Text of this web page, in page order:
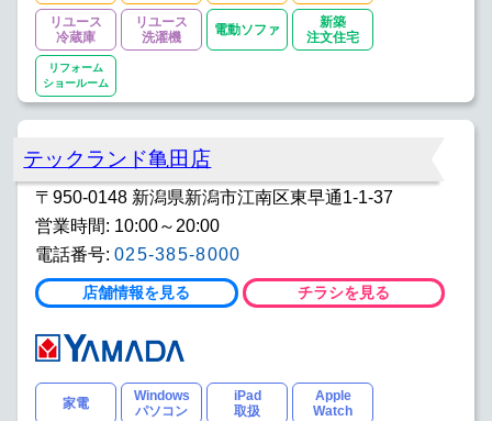
リユース
冷蔵庫
リユース
洗濯機
電動ソファ
新築
注文住宅
リフォーム
ショールーム
テックランド亀田店
〒950-0148 新潟県新潟市江南区東早通1-1-37
営業時間: 10:00～20:00
電話番号: 025-385-8000
店舗情報を見る チラシを見る
家電
Windows
パソコン
iPad
取扱
Apple
Watch